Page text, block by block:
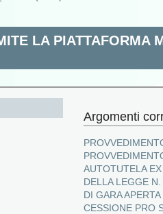
LA PIATTAFORMA
Argomenti
AUTOTUTELA
DELLA LEGGE
DI GARA
CESSIONE PRO